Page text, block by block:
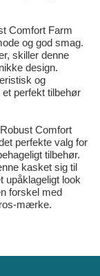
Comfort Farm
og god smag.
skiller denne
design.
og
perfekt tilbehør
Comfort
perfekte valg for
tilbehør.
kasket sig til
upåklageligt look
forskel med
mærke.